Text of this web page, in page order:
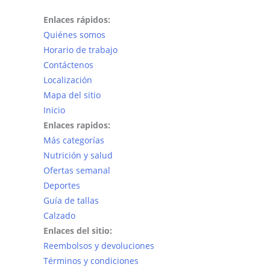
Enlaces rápidos:
Quiénes somos
Horario de trabajo
Contáctenos
Localización
Mapa del sitio
Inicio
Enlaces rapidos:
Más categorías
Nutrición y salud
Ofertas semanal
Deportes
Guía de tallas
Calzado
Enlaces del sitio:
Reembolsos y devoluciones
Términos y condiciones